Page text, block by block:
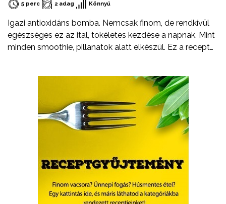
5 perc 2 adag Könnyű
Igazi antioxidáns bomba. Nemcsak finom, de rendkívül
egészséges ez az ital, tökéletes kezdése a napnak. Mint
minden smoothie, pillanatok alatt elkészül. Ez a recept